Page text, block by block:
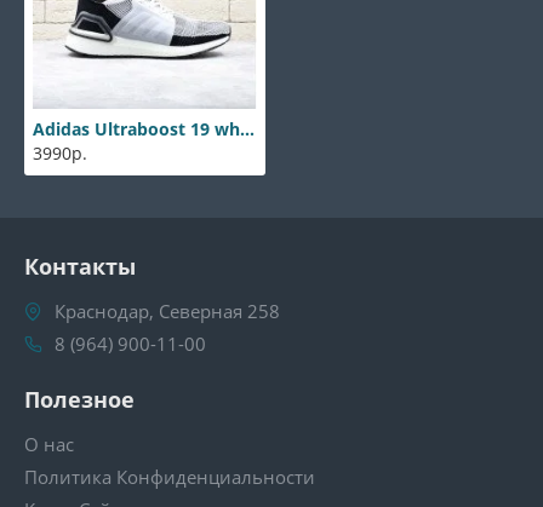
Adidas Ultraboost 19 white-black
3990р.
Контакты
Краснодар, Северная 258
8 (964) 900-11-00
Полезное
О нас
Политика Конфиденциальности